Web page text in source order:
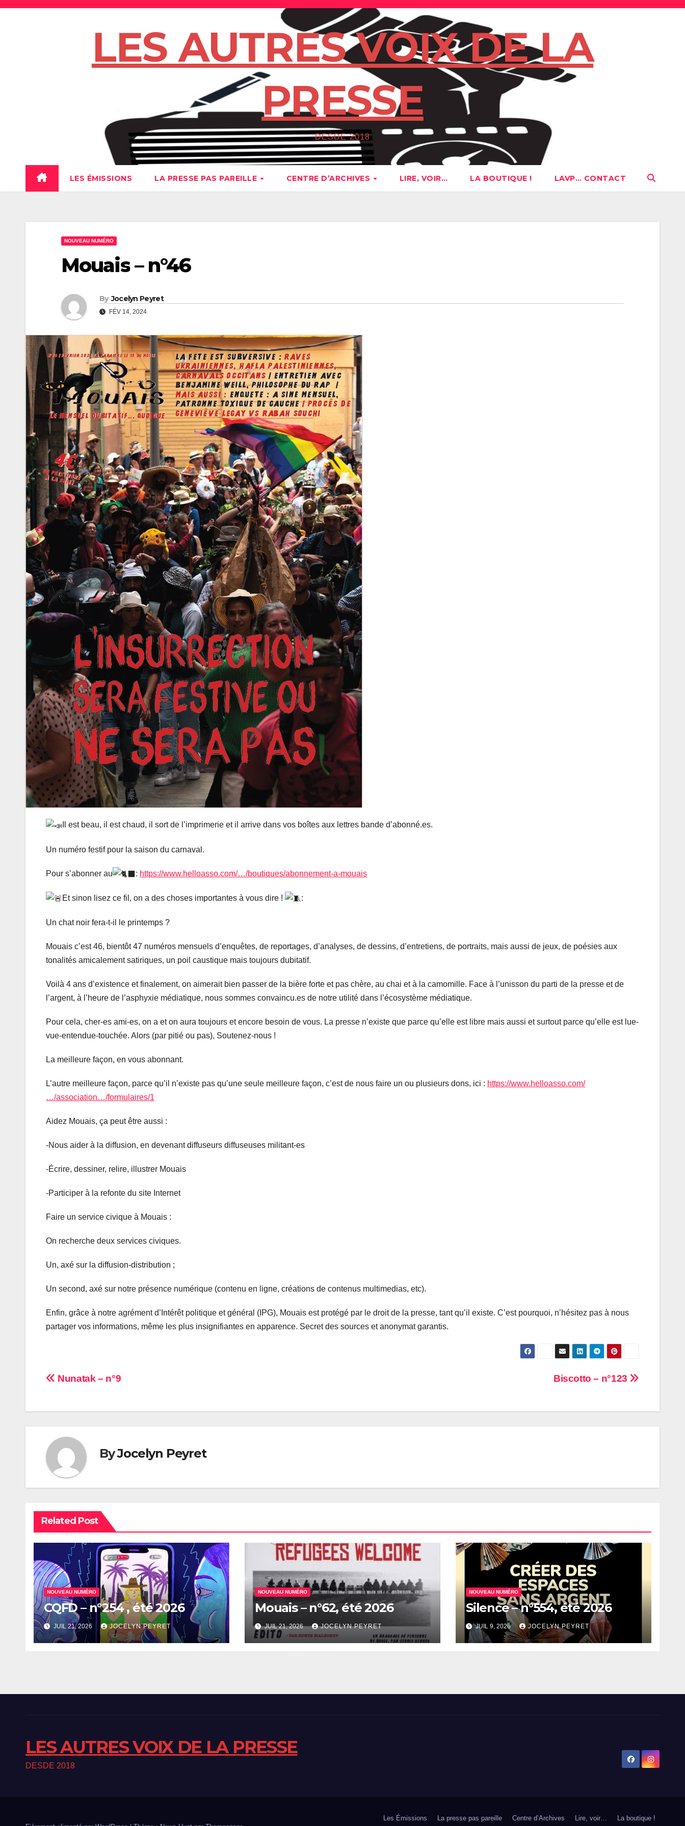
Skip
LES AUTRES VOIX DE LA
PRESSE
DESDE 2018
LES ÉMISSIONS LA PRESSE PAS PAREILLE CENTRE D’ARCHIVES LIRE, VOIR… LA BOUTIQUE ! LAVP… CONTACT
NOUVEAU NUMÉRO
Mouais – n°46
By Jocelyn Peyret
FÉV 14, 2024
Il est beau, il est chaud, il sort de l’imprimerie et il arrive dans vos boîtes aux lettres bande d’abonné.es.
Un numéro festif pour la saison du carnaval.
Pour s’abonner au : https://www.helloasso.com/…/boutiques/abonnement-a-mouais
Et sinon lisez ce fil, on a des choses importantes à vous dire ! :
Un chat noir fera-t-il le printemps ?
Mouais c’est 46, bientôt 47 numéros mensuels d’enquêtes, de reportages, d’analyses, de dessins, d’entretiens, de portraits, mais aussi de jeux, de poésies aux
tonalités amicalement satiriques, un poil caustique mais toujours dubitatif.
Voilà 4 ans d’existence et finalement, on aimerait bien passer de la bière forte et pas chère, au chai et à la camomille. Face à l’unisson du parti de la presse et de
l’argent, à l’heure de l’asphyxie médiatique, nous sommes convaincu.es de notre utilité dans l’écosystème médiatique.
Pour cela, cher-es ami-es, on a et on aura toujours et encore besoin de vous. La presse n’existe que parce qu’elle est libre mais aussi et surtout parce qu’elle est lue-
vue-entendue-touchée. Alors (par pitié ou pas), Soutenez-nous !
La meilleure façon, en vous abonnant.
L’autre meilleure façon, parce qu’il n’existe pas qu’une seule meilleure façon, c’est de nous faire un ou plusieurs dons, ici : https://www.helloasso.com/
…/association…/formulaires/1
Aidez Mouais, ça peut être aussi :
-Nous aider à la diffusion, en devenant diffuseurs diffuseuses militant-es
-Écrire, dessiner, relire, illustrer Mouais
-Participer à la refonte du site Internet
Faire un service civique à Mouais :
On recherche deux services civiques.
Un, axé sur la diffusion-distribution ;
Un second, axé sur notre présence numérique (contenu en ligne, créations de contenus multimedias, etc).
Enfin, grâce à notre agrément d’Intérêt politique et général (IPG), Mouais est protégé par le droit de la presse, tant qu’il existe. C’est pourquoi, n’hésitez pas à nous
partager vos informations, même les plus insignifiantes en apparence. Secret des sources et anonymat garantis.
Navigation
Biscotto – n°123
Nunatak – n°9
ByJocelyn Peyret
Related Post
NOUVEAU NUMÉRO
CQFD – n°254 , été 2026
JUIL 21, 2026 JOCELYN PEYRET
NOUVEAU NUMÉRO
Mouais – n°62, été 2026
JUIL 21, 2026 JOCELYN PEYRET
NOUVEAU NUMÉRO
Silence – n°554, été 2026
JUIL 9, 2026 JOCELYN PEYRET
LES AUTRES VOIX DE LA PRESSE
DESDE 2018
Les Émissions La presse pas pareille Centre d’Archives Lire, voir… La boutique !